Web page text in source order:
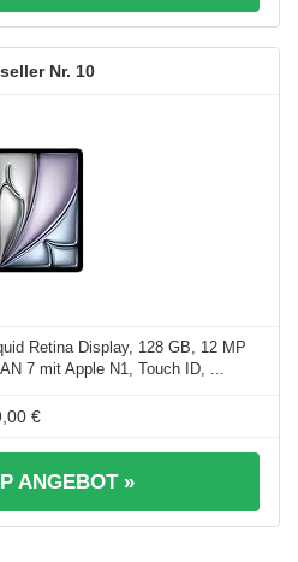
10
Retina Display, 128 GB, 12 MP
7 mit Apple N1, Touch ID, ...
€
ANGEBOT »